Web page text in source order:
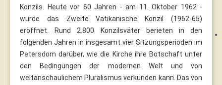
Konzils. Heute vor 60 Jahren - am 11. Oktober 1962 -
wurde das Zweite Vatikanische Konzil (1962-65)
eröffnet. Rund 2.800 Konzilsväter berieten in den
folgenden Jahren in insgesamt vier Sitzungsperioden im
Petersdom darüber, wie die Kirche ihre Botschaft unter
den Bedingungen der modernen Welt und von
weltanschaulichem Pluralismus verkünden kann. Das von